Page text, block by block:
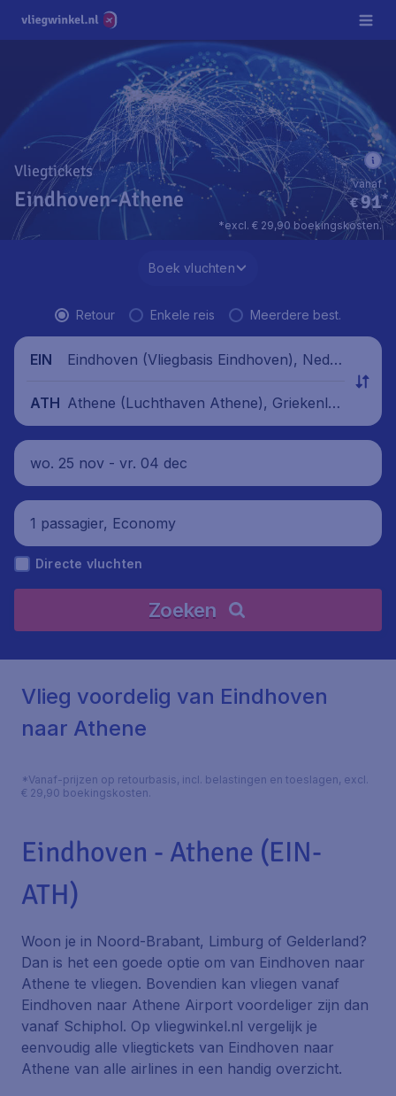
Vliegtickets
Eindhoven-Athene €91*
vanaf
*excl. € 29,90 boekingskosten.
Boek vluchten
Retour Enkele reis Meerdere best.
EIN
Eindhoven (Vliegbasis Eindhoven), Neder
ATH Athene (Luchthaven Athene), Griekenlan
d
wo. 25 nov - vr. 04 dec
1 passagier, Economy
Directe vluchten
Zoeken
Vlieg voordelig van Eindhoven
naar Athene
*Vanaf-prijzen op retourbasis, incl. belastingen en toeslagen, excl.
€ 29,90 boekingskosten.
Eindhoven - Athene (EIN-
ATH)
Woon je in Noord-Brabant, Limburg of Gelderland?
Dan is het een goede optie om van Eindhoven naar
Athene te vliegen. Bovendien kan vliegen vanaf
Eindhoven naar Athene Airport voordeliger zijn dan
vanaf Schiphol. Op vliegwinkel.nl vergelijk je
eenvoudig alle vliegtickets van Eindhoven naar
Athene van alle airlines in een handig overzicht.